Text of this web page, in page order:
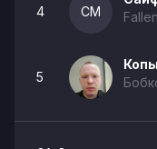
4 СМ
Fallen
5